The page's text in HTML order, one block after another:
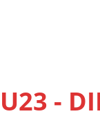
U23 -